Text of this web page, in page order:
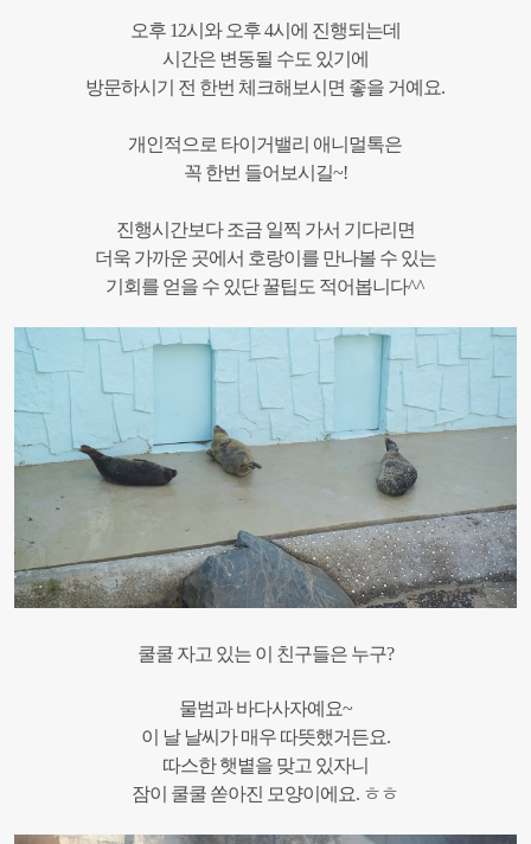
오후 12시와 오후 4시에 진행되는데
시간은 변동될 수도 있기에
방문하시기 전 한번 체크해보시면 좋을 거예요.
개인적으로 타이거밸리 애니멀톡은
꼭 한번 들어보시길~!
진행시간보다 조금 일찍 가서 기다리면
더욱 가까운 곳에서 호랑이를 만나볼 수 있는
기회를 얻을 수 있단 꿀팁도 적어봅니다^^
쿨쿨 자고 있는 이 친구들은 누구?
물범과 바다사자예요~
이 날 날씨가 매우 따뜻했거든요.
따스한 햇볕을 맞고 있자니
잠이 쿨쿨 쏟아진 모양이에요. ㅎㅎ